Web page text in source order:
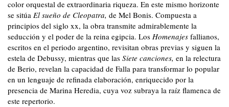
color orquestal de extraordinaria riqueza. En este mismo horizonte
se sitúa El sueño de Cleopatra, de Mel Bonis. Compuesta a
principios del siglo xx, la obra transmite admirablemente la
seducción y el poder de la reina egipcia. Los Homenajes fallianos,
escritos en el periodo argentino, revisitan obras previas y siguen la
estela de Debussy, mientras que las Siete canciones, en la relectura
de Berio, revelan la capacidad de Falla para transformar lo popular
en un lenguaje de refinada elaboración, enriquecido por la
presencia de Marina Heredia, cuya voz subraya la raíz flamenca de
este repertorio.